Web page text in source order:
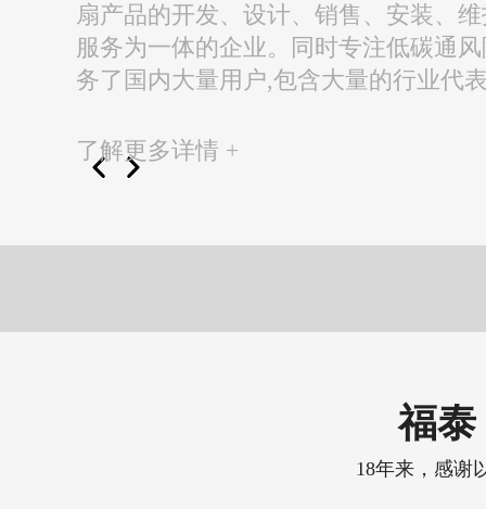
扇产品的开发、设计、销售、安装、
服务为一体的企业。同时专注低碳通
务了国内大量用户,包含大量的行业代
了解更多详情 +
福泰
18年来，感谢